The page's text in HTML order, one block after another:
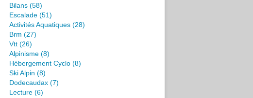
Bilans (58)
Escalade (51)
Activités Aquatiques (28)
Brm (27)
Vtt (26)
Alpinisme (8)
Hébergement Cyclo (8)
Ski Alpin (8)
Dodecaudax (7)
Lecture (6)